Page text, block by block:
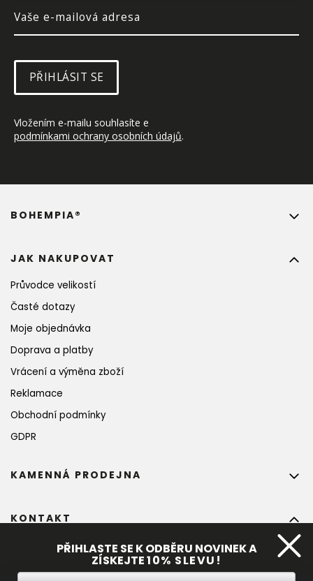
PŘIHLÁSIT SE
Vložením e-mailu souhlasíte e
podmínkami ochrany osobních údajů.
JAK NAKUPOVAT
Průvodce velikostí
Časté dotazy
Moje objednávka
Doprava a platby
Vrácení a výměna zboží
Reklamace
Obchodní podmínky
GDPR
BOHEMPIA®
KONTAKT
bohempia.com
+420 773 475 559
KAMENNÁ PRODEJNA
PŘIHLASTE SE K ODBĚRU NOVINEK A
ZÍSKEJTE10% SLEVU!